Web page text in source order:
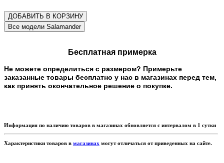
ДОБАВИТЬ В КОРЗИНУ
Бесплатная примерка
Не можете определиться с размером? Примерьте
заказанные товары бесплатно у нас в магазинах перед тем,
как принять окончательное решение о покупке.
Информация по наличию товаров в магазинах обновляется с интервалом в 1 сутки
Характеристики товаров в магазинах могут отличаться от приведенных на сайте.